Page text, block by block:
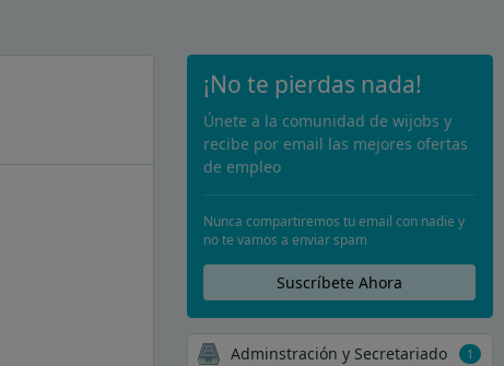
¡No te pierdas nada!
Únete a la comunidad de wijobs y
recibe por email las mejores ofertas
de empleo
Nunca compartiremos tu email con nadie y
no te vamos a enviar spam
Suscríbete Ahora
Adminstración y Secretariado 1